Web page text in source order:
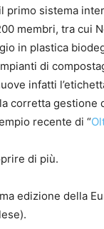
primo sistema
membri, tra cui
in plastica
di
infatti
corretta
recente di “
di più.
edizione della